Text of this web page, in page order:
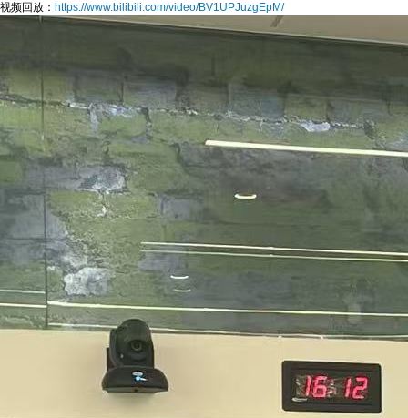
视频回放： https://www.bilibili.com/video/BV1UPJuzgEpM/